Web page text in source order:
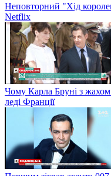
Неповторний "Хід
Netflix
Чому Карла Бруні з
леді Франції